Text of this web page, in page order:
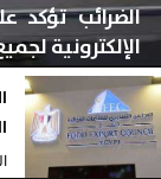
الضرائب تؤكد
الإلكترونية